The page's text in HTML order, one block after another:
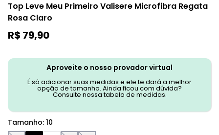
Top Leve Meu Primeiro Valisere Microfibra Regata
Rosa Claro
R$ 79,90
Aproveite o nosso provador virtual
É só adicionar suas medidas e ele te dará a melhor
opção de tamanho. Ainda ficou com dúvida?
Consulte nossa tabela de medidas.
Tamanho: 10